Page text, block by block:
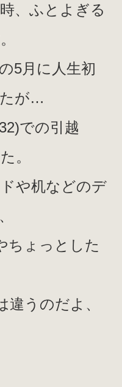
、ふとよぎる
5月に人生初
が…
での引越
。
や机などのデ
ちょっとした
うのだよ、